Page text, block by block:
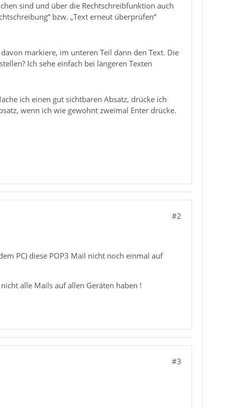
sind und über die Rechtschreibfunktion auch
bzw. „Text erneut überprüfen“
markiere, im unteren Teil dann den Text. Die
Ich sehe einfach bei längeren Texten
ich einen gut sichtbaren Absatz, drücke ich
wenn ich wie gewohnt zweimal Enter drücke.
#2
PC) diese POP3 Mail nicht noch einmal auf
alle Mails auf allen Geräten haben !
#3